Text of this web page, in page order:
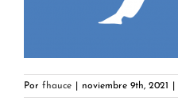
Por fhauce noviembre 9th, 2021